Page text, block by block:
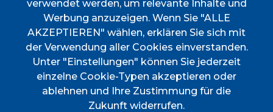
P0702000A. CP: 07190
Plaça de l'Ajuntament, 1
verwendet werden, um relevante Inhalte und
Werbung anzuzeigen. Wenn Sie "ALLE
AKZEPTIEREN" wählen, erklären Sie sich mit
der Verwendung aller Cookies einverstanden.
Unter "Einstellungen" können Sie jederzeit
einzelne Cookie-Typen akzeptieren oder
ablehnen und Ihre Zustimmung für die
Zukunft widerrufen.